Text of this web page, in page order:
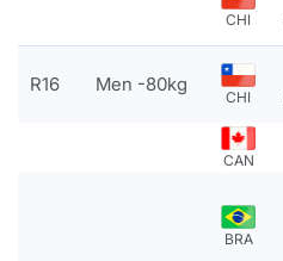
CHI
R16 Men -80kg
CHI
CAN
BRA